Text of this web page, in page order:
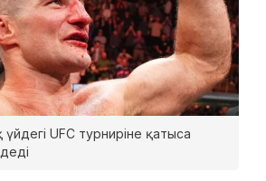
UFC турниріне қатыса